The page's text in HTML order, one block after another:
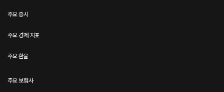
주요 증시
주요 경제 지표
주요 환율
주요 보험사